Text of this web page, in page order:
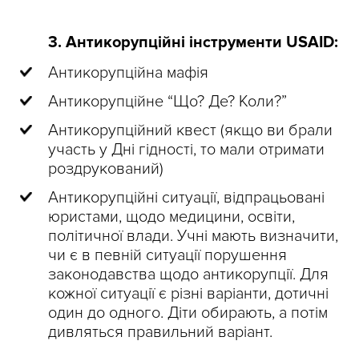
3. Антикорупційні інструменти USAID:
Антикорупційна мафія
Антикорупційне “Що? Де? Коли?”
Антикорупційний квест (якщо ви брали
участь у Дні гідності, то мали отримати
роздрукований)
Антикорупційні ситуації, відпрацьовані
юристами, щодо медицини, освіти,
політичної влади. Учні мають визначити,
чи є в певній ситуації порушення
законодавства щодо антикорупції. Для
кожної ситуації є різні варіанти, дотичні
один до одного. Діти обирають, а потім
дивляться правильний варіант.